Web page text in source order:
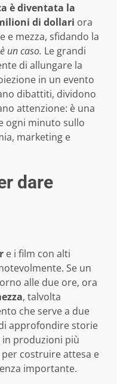
è diventata la
di dollari ora
e mezza, sfidando la
un caso. Le grandi
di allungare la
in un evento
dibattiti, dividono
attenzione: è una
ogni minuto sullo
marketing e
dare
e i film con alti
Se un
alle due ore, ora
, talvolta
che serve a due
approfondire storie
in produzioni più
costruire attesa e
importante.